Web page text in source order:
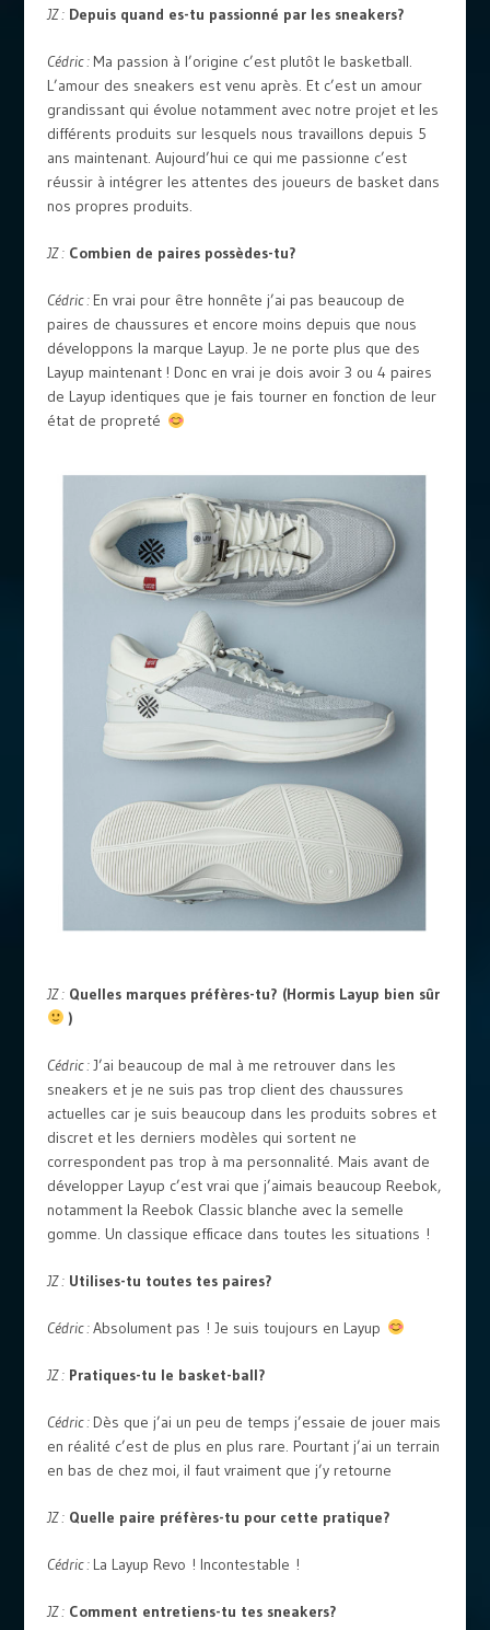
JZ :Depuis quand es-tu passionné par les sneakers?
Cédric : Ma passion à l’origine c’est plutôt le basketball.
L’amour des sneakers est venu après. Et c’est un amour
grandissant qui évolue notamment avec notre projet et les
différents produits sur lesquels nous travaillons depuis 5
ans maintenant. Aujourd’hui ce qui me passionne c’est
réussir à intégrer les attentes des joueurs de basket dans
nos propres produits.
JZ :Combien de paires possèdes-tu?
Cédric : En vrai pour être honnête j’ai pas beaucoup de
paires de chaussures et encore moins depuis que nous
développons la marque Layup. Je ne porte plus que des
Layup maintenant ! Donc en vrai je dois avoir 3 ou 4 paires
de Layup identiques que je fais tourner en fonction de leur
état de propreté
JZ :Quelles marques préfères-tu? (Hormis Layup bien sûr
)
Cédric :J’ai beaucoup de mal à me retrouver dans les
sneakers et je ne suis pas trop client des chaussures
actuelles car je suis beaucoup dans les produits sobres et
discret et les derniers modèles qui sortent ne
correspondent pas trop à ma personnalité. Mais avant de
développer Layup c’est vrai que j’aimais beaucoup Reebok,
notamment la Reebok Classic blanche avec la semelle
gomme. Un classique efficace dans toutes les situations !
JZ :Utilises-tu toutes tes paires?
Cédric :Absolument pas ! Je suis toujours en Layup
JZ :Pratiques-tu le basket-ball?
Cédric : Dès que j’ai un peu de temps j’essaie de jouer mais
en réalité c’est de plus en plus rare. Pourtant j’ai un terrain
en bas de chez moi, il faut vraiment que j’y retourne
JZ :Quelle paire préfères-tu pour cette pratique?
Cédric : La Layup Revo ! Incontestable !
JZ :Comment entretiens-tu tes sneakers?